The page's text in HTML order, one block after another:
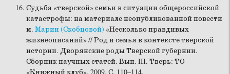
Судьба «тверской» семьи в ситуации общероссийской
катастрофы: на материале неопубликованной повести
м. Марии (Скобцовой) «Несколько правдивых
жизнеописаний» // Род и семья в контексте тверской
истории. Дворянские роды Тверской губернии.
Сборник научных статей. Вып. III. Тверь: ТО